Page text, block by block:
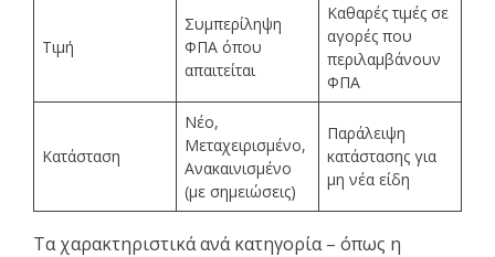
Τιμή
Συμπερίληψη
ΦΠΑ όπου
απαιτείται
Καθαρές τιμές σε
αγορές που
περιλαμβάνουν
ΦΠΑ
Κατάσταση
Νέο,
Μεταχειρισμένο,
Ανακαινισμένο
(με σημειώσεις)
Παράλειψη
κατάστασης για
μη νέα είδη
Τα χαρακτηριστικά ανά κατηγορία – όπως η